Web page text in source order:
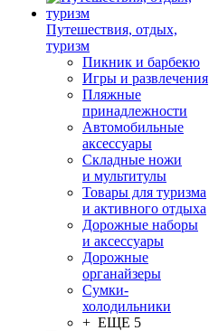
Путешествия, отдых,
туризм
Пикник и барбекю
Игры и развлечения
Пляжные
принадлежности
Автомобильные
аксессуары
Складные ножи
и мультитулы
Товары для туризма
и активного отдыха
Дорожные наборы
и аксессуары
Дорожные
органайзеры
Сумки-
холодильники
+ ЕЩЕ 5